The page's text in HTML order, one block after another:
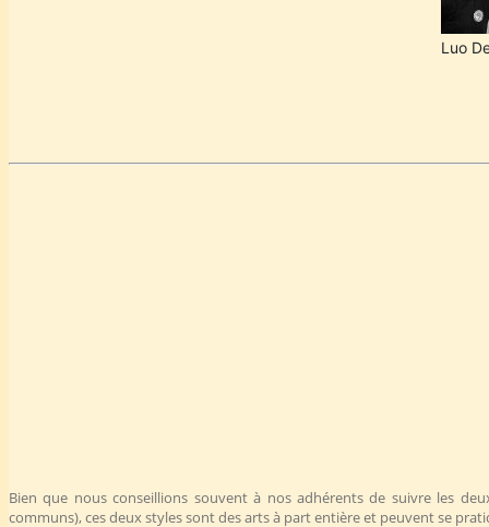
Luo
Bien que nous conseillions souvent à nos adhérents de suivre les
communs), ces deux styles sont des arts à part entière et peuvent se